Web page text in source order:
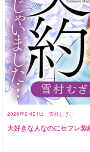
2026年2月21日 雪村むぎこ
大好きな人なのにセフレ